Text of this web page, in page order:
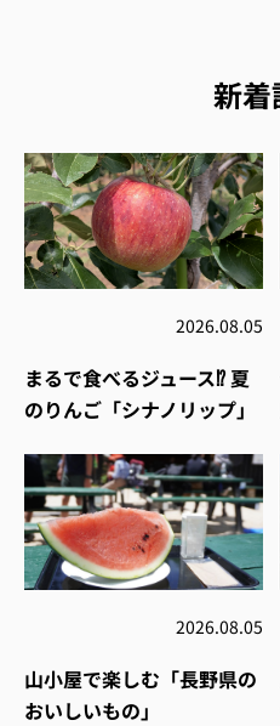
新
2026.08.05
まるで食べるジュース⁉︎ 夏
のりんご「シナノリップ」
2026.08.05
山小屋で楽しむ「長野県の
おいしいもの」